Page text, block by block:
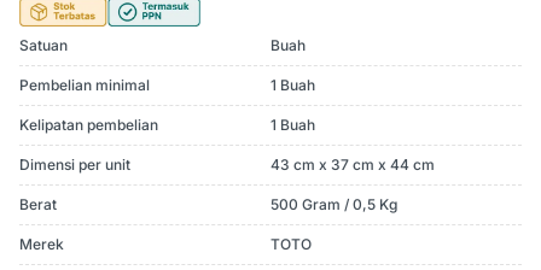
Satuan Buah
Pembelian minimal 1 Buah
Kelipatan pembelian 1 Buah
Dimensi per unit 43 cm x 37 cm x 44 cm
Berat 500 Gram / 0,5 Kg
Merek TOTO